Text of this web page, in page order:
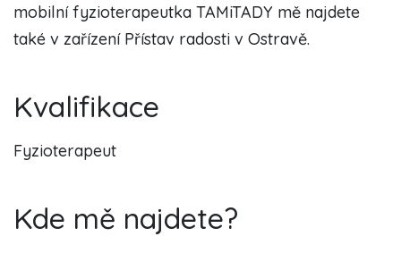
mobilní fyzioterapeutka TAMiTADY mě najdete
také v zařízení Přístav radosti v Ostravě.
Kvalifikace
Fyzioterapeut
Kde mě najdete?